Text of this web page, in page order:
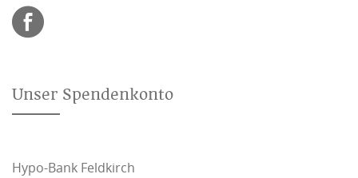
Unser Spendenkonto
Hypo-Bank Feldkirch